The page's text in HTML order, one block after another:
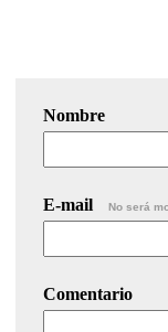
Nombre
E-mail No será
Comentario